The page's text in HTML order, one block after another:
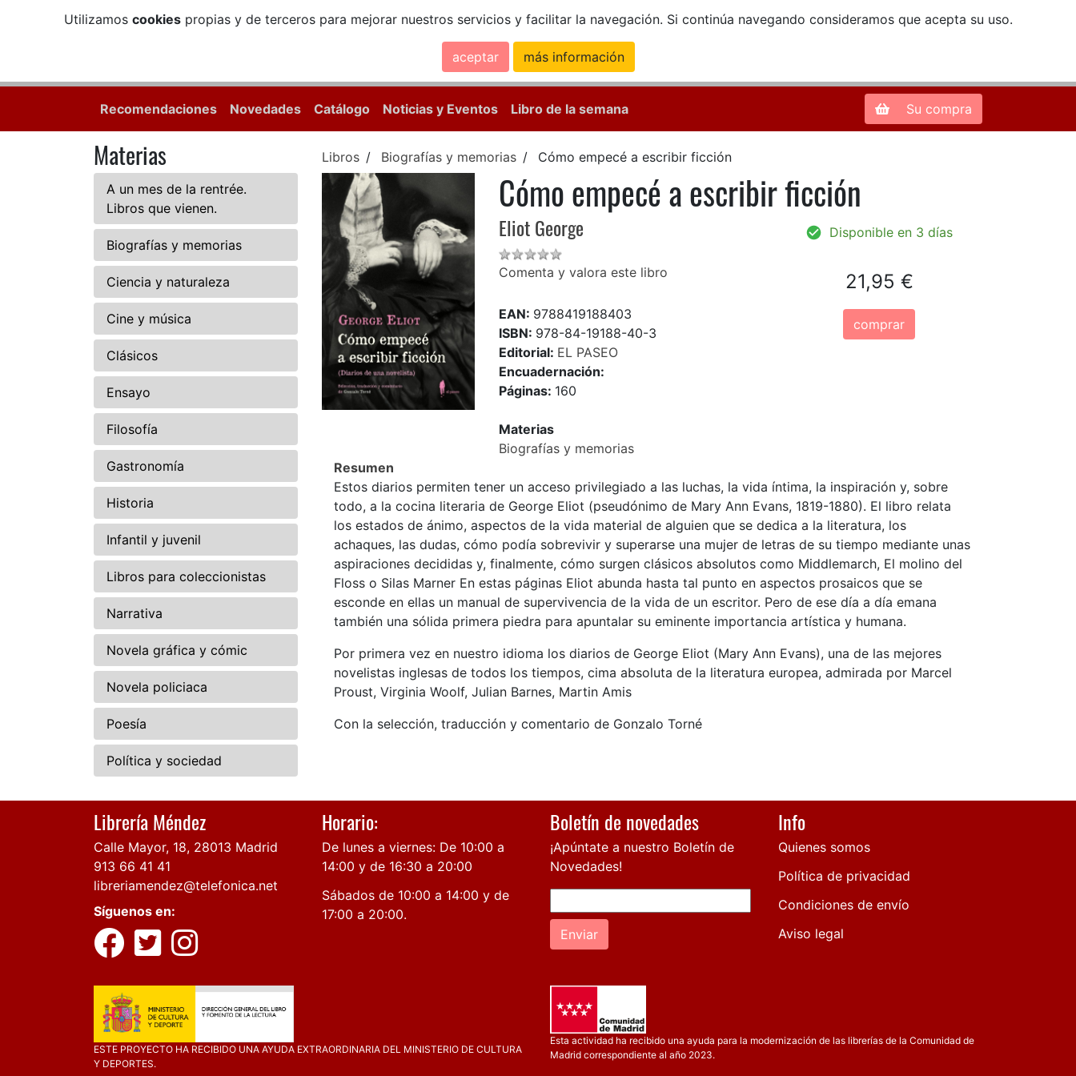
Utilizamos cookiespropias y de terceros para mejorar nuestros servicios y facilitar la navegación. Si continúa navegando consideramos que acepta su uso.
aceptar más información
Zona de Clientes
Recomendaciones Novedades Catálogo Noticias y Eventos Libro de la semana Su compra
Materias
A un mes de la rentrée.
Libros que vienen.
Biografías y memorias
Ciencia y naturaleza
Cine y música
Clásicos
Ensayo
Filosofía
Gastronomía
Historia
Infantil y juvenil
Libros para coleccionistas
Narrativa
Novela gráfica y cómic
Novela policiaca
Poesía
Política y sociedad
Libros Biografías y memorias Cómo empecé a escribir ficción
Cómo empecé a escribir ficción
Eliot George
Comenta y valora este libro
EAN: 9788419188403
ISBN: 978-84-19188-40-3
Editorial: EL PASEO
Encuadernación:
Páginas: 160
Materias
Biografías y memorias
Disponible en 3 días
21,95 €
comprar
Resumen
Estos diarios permiten tener un acceso privilegiado a las luchas, la vida íntima, la inspiración y, sobre
todo, a la cocina literaria de George Eliot (pseudónimo de Mary Ann Evans, 1819-1880). El libro relata
los estados de ánimo, aspectos de la vida material de alguien que se dedica a la literatura, los
achaques, las dudas, cómo podía sobrevivir y superarse una mujer de letras de su tiempo mediante unas
aspiraciones decididas y, finalmente, cómo surgen clásicos absolutos como Middlemarch, El molino del
Floss o Silas Marner En estas páginas Eliot abunda hasta tal punto en aspectos prosaicos que se
esconde en ellas un manual de supervivencia de la vida de un escritor. Pero de ese día a día emana
también una sólida primera piedra para apuntalar su eminente importancia artística y humana.
Por primera vez en nuestro idioma los diarios de George Eliot (Mary Ann Evans), una de las mejores
novelistas inglesas de todos los tiempos, cima absoluta de la literatura europea, admirada por Marcel
Proust, Virginia Woolf, Julian Barnes, Martin Amis
Con la selección, traducción y comentario de Gonzalo Torné
Librería Méndez
Calle Mayor, 18, 28013 Madrid
913 66 41 41
libreriamendez@telefonica.net
Síguenos en:
Horario:
De lunes a viernes: De 10:00 a
14:00 y de 16:30 a 20:00
Sábados de 10:00 a 14:00 y de
17:00 a 20:00.
Boletín de novedades
¡Apúntate a nuestro Boletín de
Novedades!
Enviar
Info
Quienes somos
Política de privacidad
Condiciones de envío
Aviso legal
ESTE PROYECTO HA RECIBIDO UNA AYUDA EXTRAORDINARIA DEL MINISTERIO DE CULTURA
Y DEPORTES.
Esta actividad ha recibido una ayuda para la modernización de las librerías de la Comunidad de
Madrid correspondiente al año 2023.